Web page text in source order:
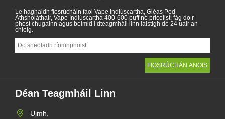
Le haghaidh fiosrúcháin faoi Vape Indiúscartha, Gléas Pod
Athsholáthair, Vape Indiúscartha 400-600 puff nó pricelist, fág do r-
phost chugainn agus beimid i dteagmháil linn laistigh de 24 uair an
chloig.
Déan Teagmháil Linn
Uimh.